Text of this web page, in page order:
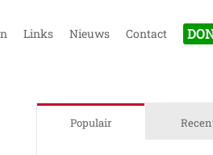
Links Nieuws Contact
Populair